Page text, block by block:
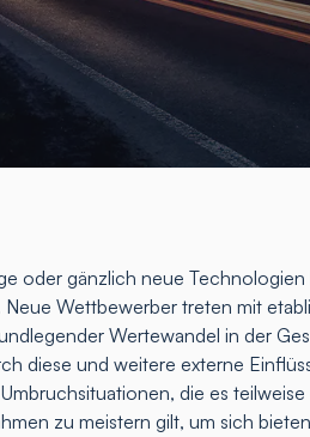
oder gänzlich neue
Wettbewerber treten mit
Wertewandel in der
diese und weitere externe
die es
zu meistern gilt, um sich